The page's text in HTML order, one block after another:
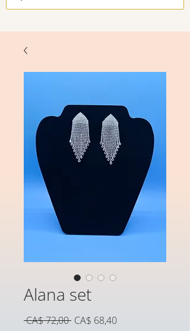
Alana set
CA$ 72,00 Preço
CA$ 68,40Preço